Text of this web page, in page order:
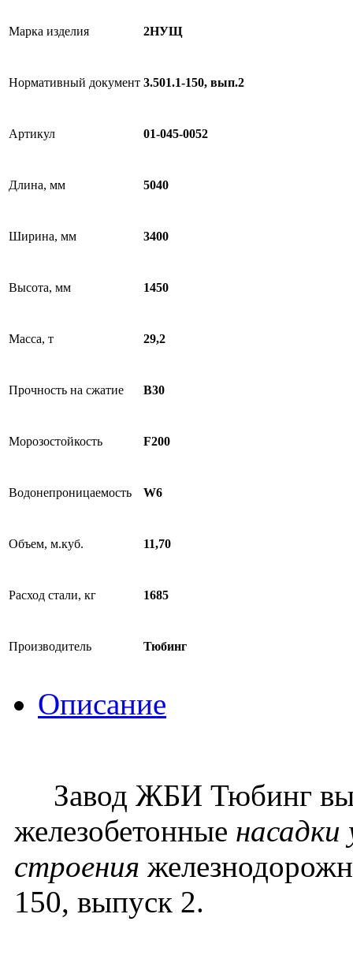
Марка изделия 2НУЩ
Нормативный документ 3.501.1-150, вып.2
Артикул 01-045-0052
Длина, мм 5040
Ширина, мм 3400
Высота, мм 1450
Масса, т 29,2
Прочность на сжатие B30
Морозостойкость F200
Водонепроницаемость W6
Объем, м.куб. 11,70
Расход стали, кг 1685
Производитель Тюбинг
Описание
Завод ЖБИ Тюбинг
железобетонные
строения
150, выпуск 2.